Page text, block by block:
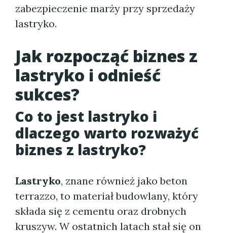
zabezpieczenie marży przy sprzedaży
lastryko.
Jak rozpocząć biznes z
lastryko i odnieść
sukces?
Co to jest lastryko i
dlaczego warto rozważyć
biznes z lastryko?
Lastryko, znane również jako beton
terrazzo, to materiał budowlany, który
składa się z cementu oraz drobnych
kruszyw. W ostatnich latach stał się on